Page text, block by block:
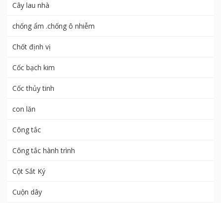
Cây lau nhà
chống ẩm .chống ô nhiễm
Chốt định vị
Cốc bạch kim
Cốc thủy tinh
con lăn
Công tắc
Công tắc hành trình
Cột Sắt Ký
Cuộn dây